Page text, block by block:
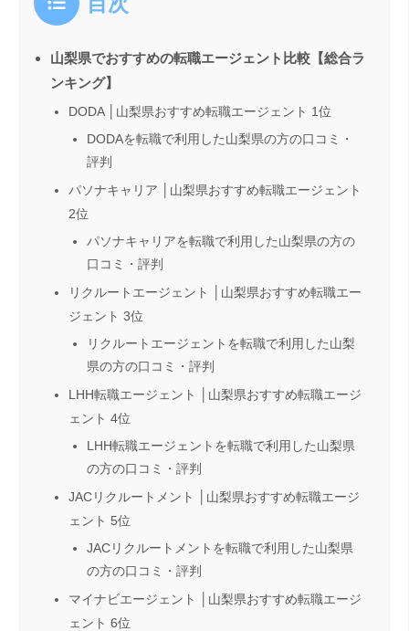
山梨県でおすすめの転職エージェント比較【総合ラ
ンキング】
DODA │山梨県おすすめ転職エージェント 1位
DODAを転職で利用した山梨県の方の口コミ・
評判
パソナキャリア │山梨県おすすめ転職エージェント
2位
パソナキャリアを転職で利用した山梨県の方の
口コミ・評判
リクルートエージェント │山梨県おすすめ転職エー
ジェント 3位
リクルートエージェントを転職で利用した山梨
県の方の口コミ・評判
LHH転職エージェント │山梨県おすすめ転職エージ
ェント 4位
LHH転職エージェントを転職で利用した山梨県
の方の口コミ・評判
JACリクルートメント │山梨県おすすめ転職エージ
ェント 5位
JACリクルートメントを転職で利用した山梨県
の方の口コミ・評判
マイナビエージェント │山梨県おすすめ転職エージ
ェント 6位